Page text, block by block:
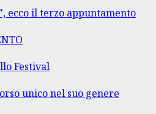
ecco il terzo appuntamento
Festival
unico nel suo genere